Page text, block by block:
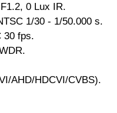
0 Lux IR.
1/30 - 1/50.000 s.
30 fps.
AHD/HDCVI/CVBS).